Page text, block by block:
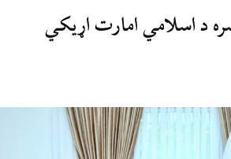
د اسلامي امارت اړيکي